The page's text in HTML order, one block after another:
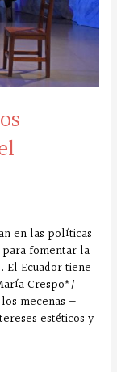
en las políticas
para fomentar la
El Ecuador tiene
Crespo*/
mecenas —
estéticos y